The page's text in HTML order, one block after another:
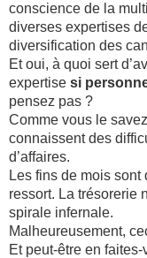
conscience de la
diverses expertises
diversification des
Et oui, à quoi sert
expertise si
pensez pas ?
Comme vous le
connaissent des
d’affaires.
Les fins de mois sont
ressort. La trésorerie
spirale infernale.
Malheureusement,
Et peut-être en